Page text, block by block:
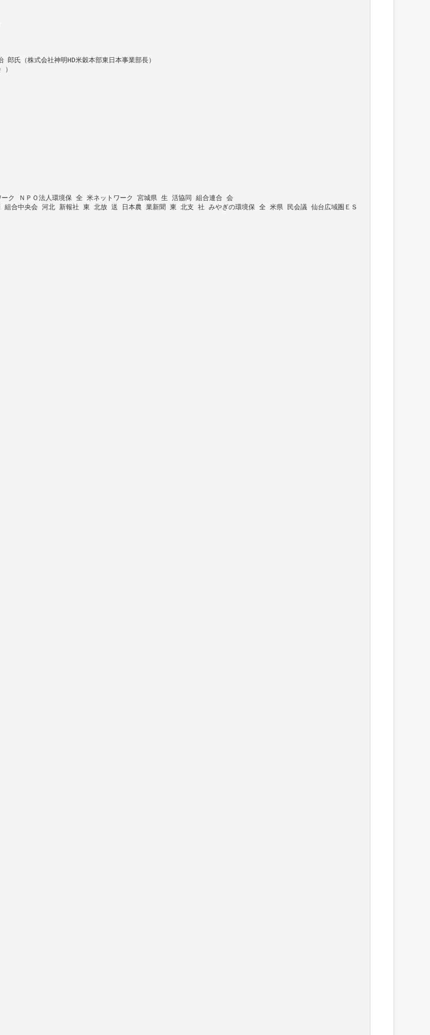
株式会社神明HD米穀本部東日本事業部長）
ク ＮＰＯ法人環境保 全 米ネットワーク 宮城県 生 活協同 組合連合 会
中央会 河北 新報社 東 北放 送 日本農 業新聞 東 北支 社 みやぎの環境保 全 米県 民会議 仙台広域圏ＥＳ